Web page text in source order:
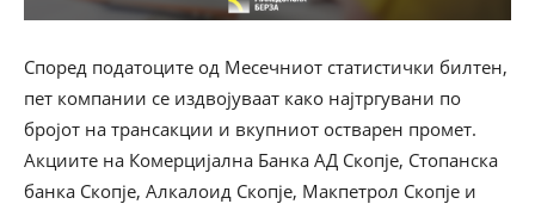
Според податоците од Месечниот статистички билтен,
пет компании се издвојуваат како најтргувани по
бројот на трансакции и вкупниот остварен промет.
Акциите на Комерцијална Банка АД Скопје, Стопанска
банка Скопје, Алкалоид Скопје, Макпетрол Скопје и